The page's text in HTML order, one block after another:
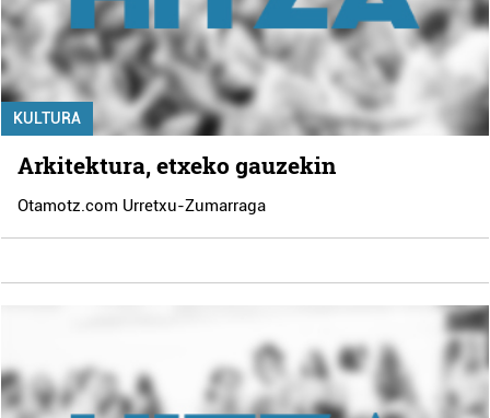
KULTURA
Arkitektura, etxeko gauzekin
Otamotz.com Urretxu-Zumarraga